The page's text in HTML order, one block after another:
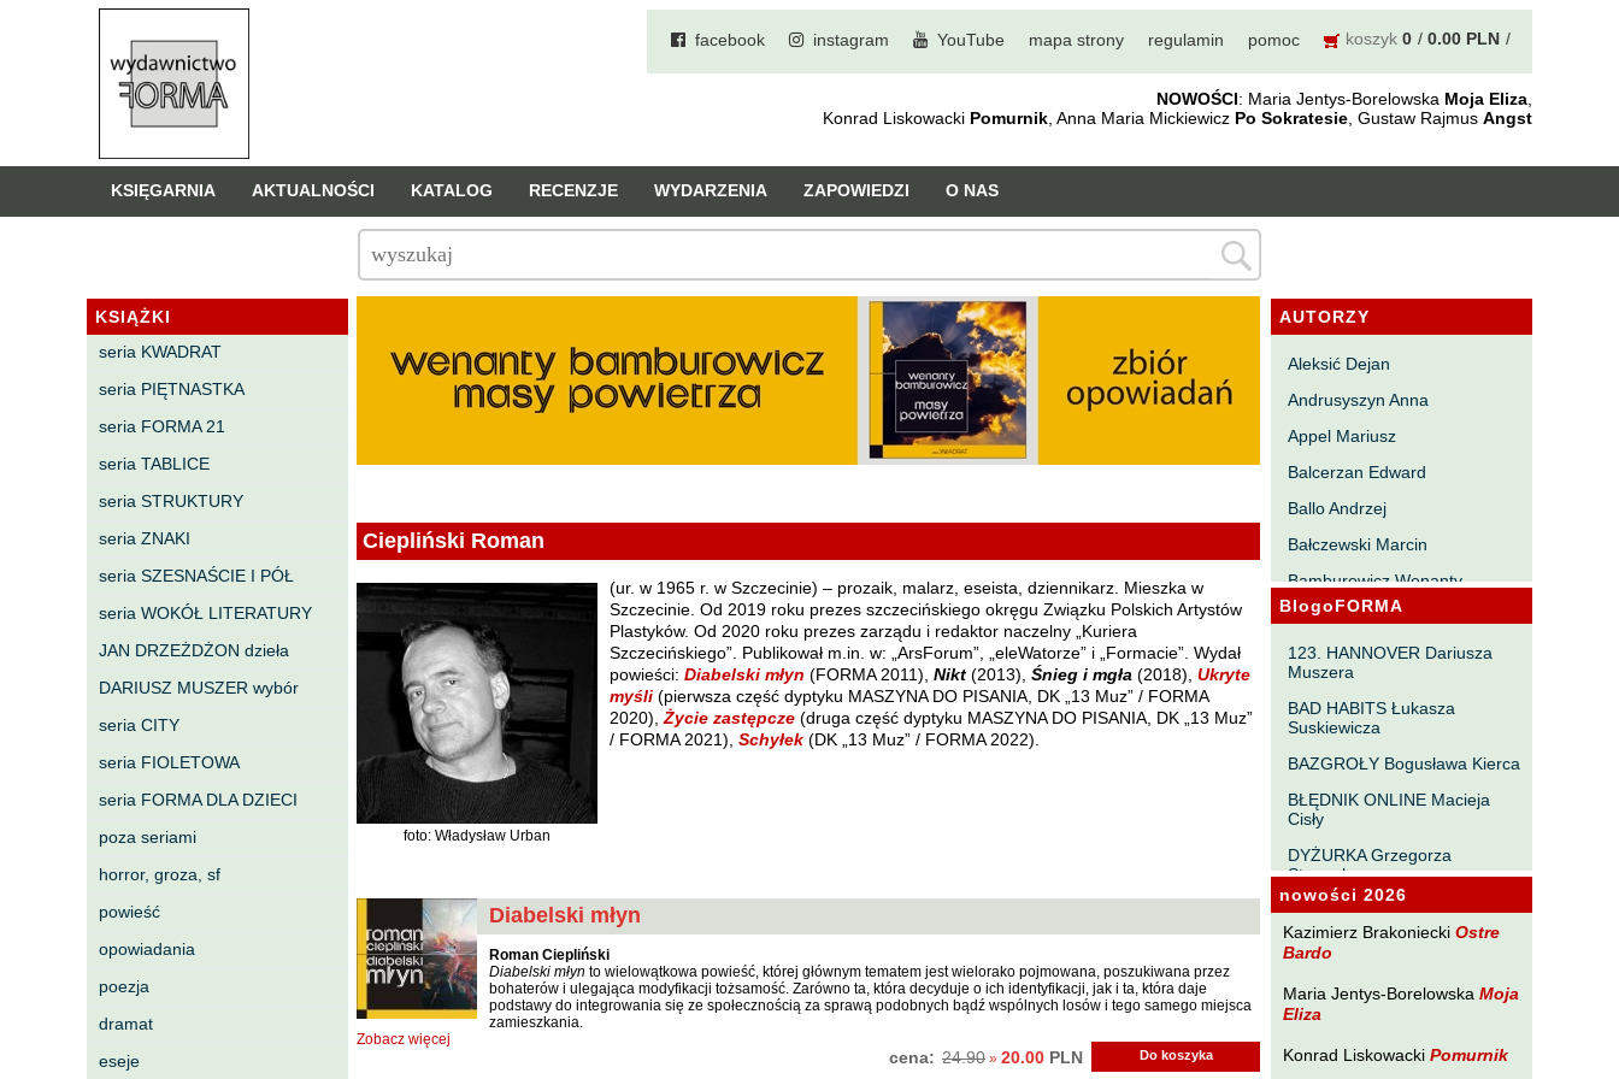
facebook instagram YouTube mapa strony regulamin pomoc koszyk 0 0.00 PLN
NOWOŚCI: Maria Jentys-Borelowska Moja Eliza
Konrad Liskowacki Pomurnik , Anna Maria Mickiewicz Po Sokratesie , Gustaw Rajmus Angst
KSIĘGARNIA AKTUALNOŚCI KATALOG RECENZJE WYDARZENIA ZAPOWIEDZI O NAS
KSIĄŻKI
seria KWADRAT
seria PIĘTNASTKA
seria FORMA 21
seria TABLICE
seria STRUKTURY
seria ZNAKI
seria SZESNAŚCIE I PÓŁ
seria WOKÓŁ LITERATURY
JAN DRZEŻDŻON dzieła
DARIUSZ MUSZER wybór
seria CITY
seria FIOLETOWA
seria FORMA DLA DZIECI
poza seriami
horror, groza, sf
powieść
opowiadania
poezja
dramat
eseje
AUTORZY
Aleksić Dejan
Andrusyszyn Anna
Appel Mariusz
Balcerzan Edward
Ballo Andrzej
Bałczewski Marcin
Bamburowicz Wenanty
Bawołek Waldemar
Bereza Henryk
Bielawa Jacek
Biernacka Alina
Bieszczad Maciej
Bigoszewska Maria
Bitner Dariusz
Błahy Jarosław
Bouvier Nicolas
Chojnacki Roman
Chojnowski Zbigniew
BlogoFORMA
123. HANNOVER Dariusza
Muszera
BAD HABITS Łukasza
Suskiewicza
BAZGROŁY Bogusława Kierca
BŁĘDNIK ONLINE Macieja
Cisły
DYŻURKA Grzegorza
Strumyka
GAWĘDY PAŃSZCZYŹNIANE
Michała Tabaczyńskiego
Wróblewskiego
MAŁOMIASTECZKOWE
Wojciechowicza
nowości 2026
Kazimierz Brakoniecki Ostre
Bardo
Maria Jentys-Borelowska Moja
Eliza
Konrad Liskowacki Pomurnik
Ciepliński Roman
foto: Władysław Urban
(ur. w 1965 r. w Szczecinie) – prozaik, malarz, eseista, dziennikarz. Mieszka w
Szczecinie. Od 2019 roku prezes szczecińskiego okręgu Związku Polskich Artystów
Plastyków. Od 2020 roku prezes zarządu i redaktor naczelny „Kuriera
Szczecińskiego”. Publikował m.in. w: „ArsForum”, „eleWatorze” i „Formacie”. Wydał
powieści: Diabelski młyn (FORMA 2011), Nikt (2013), Śnieg i mgła (2018), Ukryte
myśli (pierwsza część dyptyku MASZYNA DO PISANIA, DK „13 Muz” / FORMA
2020),Życie zastępcze (druga część dyptyku MASZYNA DO PISANIA, DK „13 Muz”
/ FORMA 2021), Schyłek (DK „13 Muz” / FORMA 2022).
Diabelski młyn
Roman Ciepliński
Diabelski młyn to wielowątkowa powieść, której głównym tematem jest wielorako pojmowana, poszukiwana przez
bohaterów i ulegająca modyfikacji tożsamość. Zarówno ta, która decyduje o ich identyfikacji, jak i ta, która daje
podstawy do integrowania się ze społecznością za sprawą podobnych bądź wspólnych losów i tego samego miejsca
zamieszkania.
Zobacz więcej
Do koszyka
cena: 24.90 » 20.00 PLN